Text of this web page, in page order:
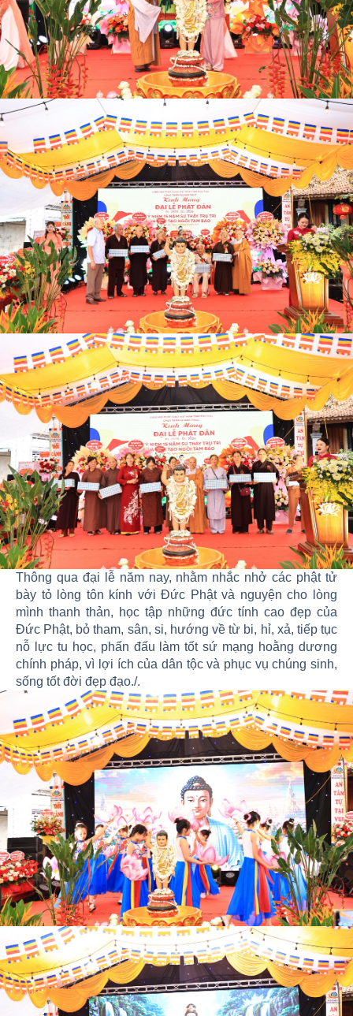
Thông qua đại lễ năm nay, nhằm nhắc nhở các phật tử
bày tỏ lòng tôn kính với Đức Phật và nguyện cho lòng
mình thanh thản, học tập những đức tính cao đẹp của
Đức Phật, bỏ tham, sân, si, hướng về từ bi, hỉ, xả, tiếp tục
nỗ lực tu học, phấn đấu làm tốt sứ mạng hoằng dương
chính pháp, vì lợi ích của dân tộc và phục vụ chúng sinh,
sống tốt đời đẹp đạo./.